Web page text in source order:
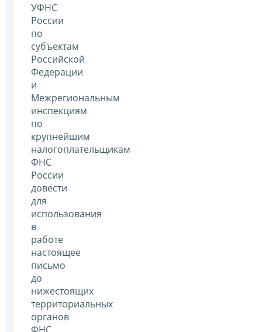
УФНС
России
по
субъектам
Российской
Федерации
и
Межрегиональным
инспекциям
по
крупнейшим
налогоплательщикам
ФНС
России
довести
для
использования
в
работе
настоящее
письмо
до
нижестоящих
территориальных
органов
ФНС